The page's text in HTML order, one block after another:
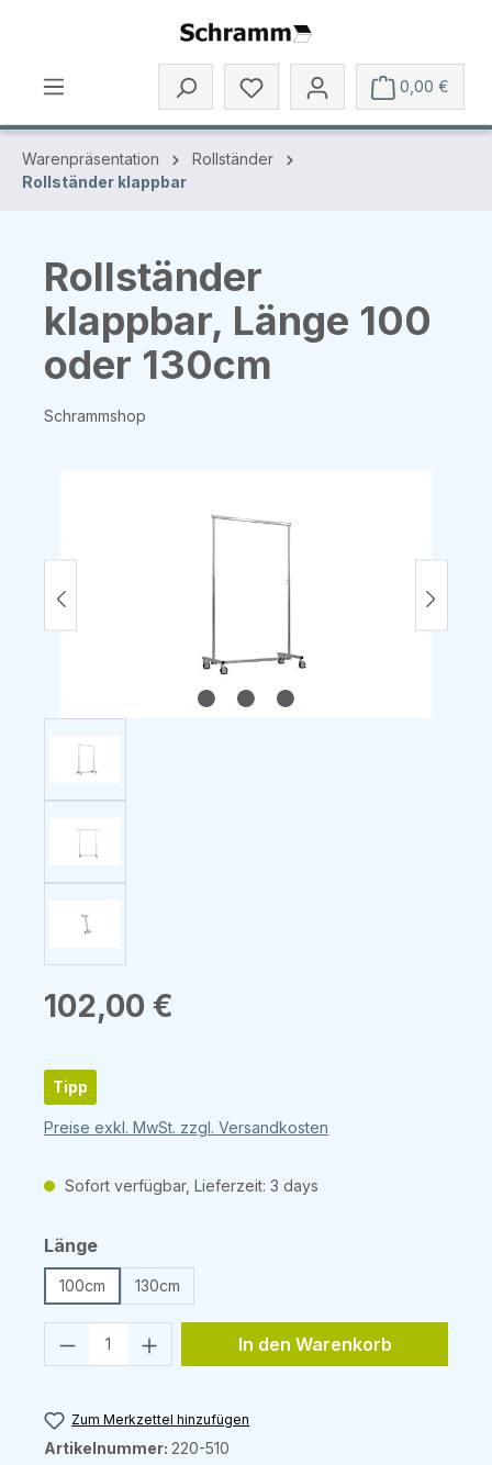
Zum Hauptinhalt springen
0,00 €
Warenpräsentation
Rollständer
Rollständer klappbar
Rollständer
klappbar, Länge 100
oder 130cm
Schrammshop
Regulärer Preis:
102,00 €
Tipp
Preise exkl. MwSt. zzgl. Versandkosten
Sofort verfügbar, Lieferzeit: 3 days
Längeauswählen
100cm 130cm
Produkt Anzahl: Gib den
In den Warenkorb
Zum Merkzettel hinzufügen
Artikelnummer: 220-510